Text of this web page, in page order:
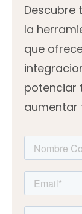
Descubre
la
que
potenciar
aumentar